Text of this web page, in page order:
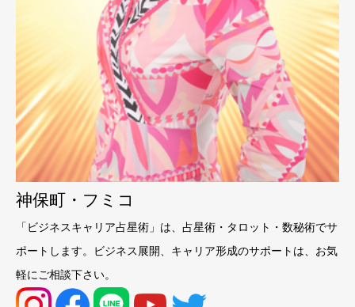
神保町・フミコ
「ビジネスキャリア占星術」は、占星術・タロット・数秘術でサ
ポートします。ビジネス展開、キャリア形成のサポートは、お気
軽にご相談下さい。